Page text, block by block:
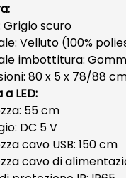
Grigio scuro
Velluto (100%
imbottitura:
80 x 5 x 78/88
LED:
55 cm
DC 5 V
cavo USB: 150 cm
cavo di